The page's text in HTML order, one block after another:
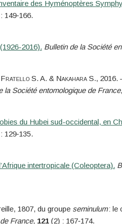
des Hyménoptères
149‑166.
2016). Bulletin de la Société
FratelloS. A. & NakaharaS., 2016.
la Société entomologique de France,
du Hubei sud-occidental, en
129‑135.
intertropicale (Coleoptera).
1807, du groupe seminulum: le
France, 121(2) : 167‑174.